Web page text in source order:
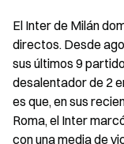
El Inter de Milán
directos. Desde
sus últimos 9
desalentador de 2
es que, en sus
Roma, el Inter
con una media de